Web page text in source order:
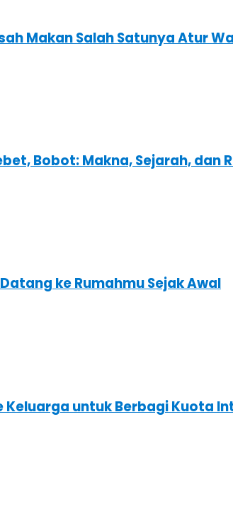
Makan Salah Satunya Atur
Bobot: Makna, Sejarah, dan
ke Rumahmu Sejak Awal
Keluarga untuk Berbagi Kuota